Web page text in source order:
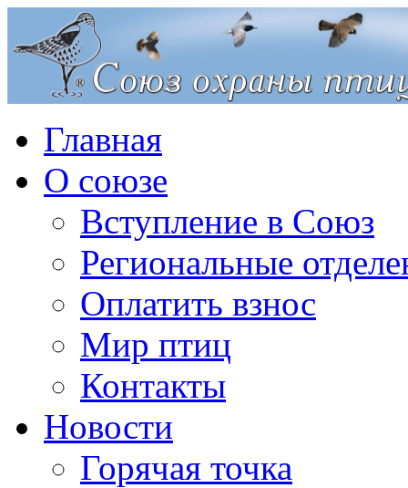
Главная
О союзе
Вступление в Союз
Региональные
Оплатить взнос
Мир птиц
Контакты
Новости
Горячая точка